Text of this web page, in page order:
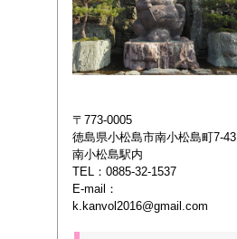
〒773-0005
徳島県小松島市南小松島町7-43
南小松島駅内
TEL：0885-32-1537
E-mail：
k.kanvol2016@gmail.com